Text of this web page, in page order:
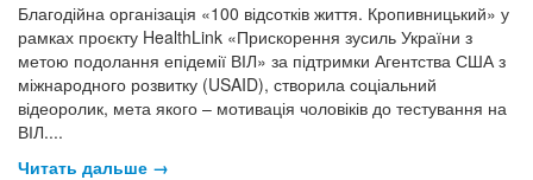
Благодійна організація «100 відсотків життя. Кропивницький» у
рамках проєкту HealthLink «Прискорення зусиль України з
метою подолання епідемії ВІЛ» за підтримки Агентства США з
міжнародного розвитку (USAID), створила соціальний
відеоролик, мета якого – мотивація чоловіків до тестування на
ВІЛ....
Читать дальше →